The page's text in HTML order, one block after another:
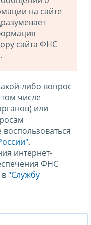
на сайте
сайта ФНС
либо вопрос
числе
или
.
интернет-
ФНС
в "Службу